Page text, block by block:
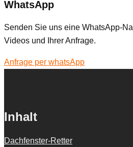
WhatsApp
Senden Sie uns eine WhatsApp-
Videos und Ihrer Anfrage.
Anfrage per whatsApp
Inhalt
Dachfenster-Retter